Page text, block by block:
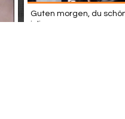
Guten morgen, du
julia